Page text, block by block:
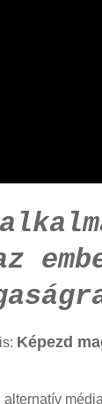
Képezd
alternatív